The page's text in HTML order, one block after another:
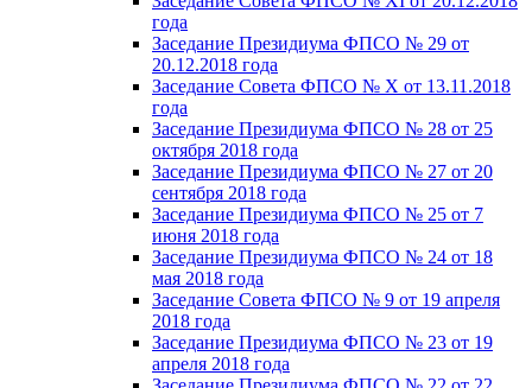
года
Заседание Президиума ФПСО № 29 от
20.12.2018 года
Заседание Совета ФПСО № X от 13.11.2018
года
Заседание Президиума ФПСО № 28 от 25
октября 2018 года
Заседание Президиума ФПСО № 27 от 20
сентября 2018 года
Заседание Президиума ФПСО № 25 от 7
июня 2018 года
Заседание Президиума ФПСО № 24 от 18
мая 2018 года
Заседание Совета ФПСО № 9 от 19 апреля
2018 года
Заседание Президиума ФПСО № 23 от 19
апреля 2018 года